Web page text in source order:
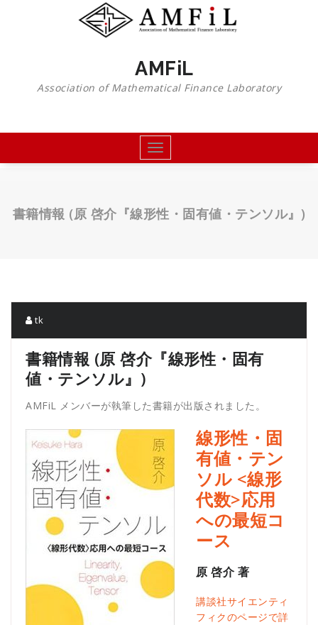
AMFiL
Association of Mathematical Finance Laboratory
Toggle
navigation
書籍情報 (原 啓介『線形性・固有値・テンソル』)
tk
書籍情報 (原 啓介『線形性・固有
値・テンソル』)
AMFiL メンバーが執筆した書籍が出版されました。
線形性・固
有値・テン
ソル <線形
代数>応用
への最短コ
ース
原 啓介 著
講談社サイエンティ
フィクのページで詳